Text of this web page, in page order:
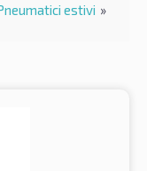
estivi »